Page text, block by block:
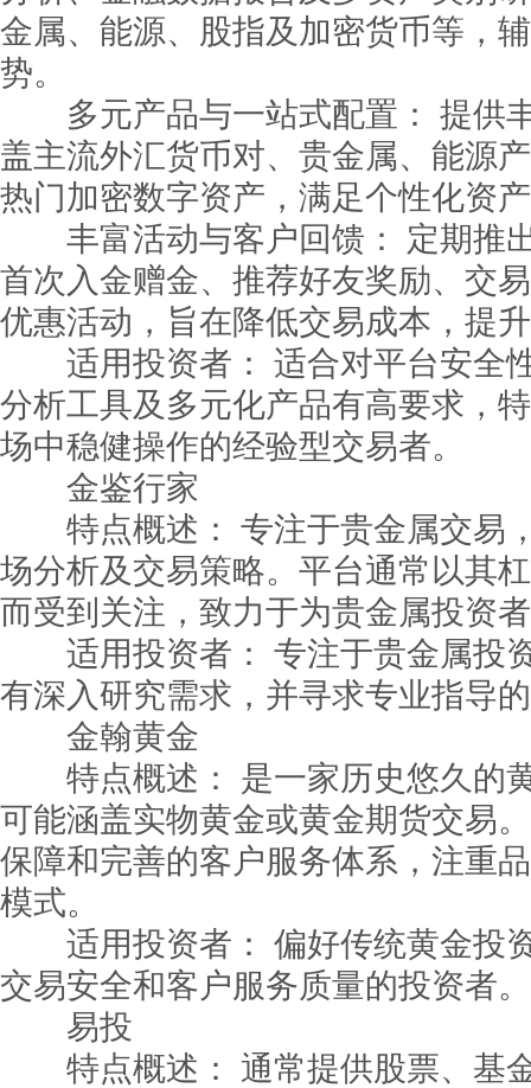
金属、能源、股指及加密货币等，
势。
多元产品与一站式配置： 提供
盖主流外汇货币对、贵金属、能源
热门加密数字资产，满足个性化资
丰富活动与客户回馈： 定期推
首次入金赠金、推荐好友奖励、交
优惠活动，旨在降低交易成本，提
适用投资者： 适合对平台安全
分析工具及多元化产品有高要求，
场中稳健操作的经验型交易者。
金鉴行家
特点概述： 专注于贵金属交易
场分析及交易策略。平台通常以其
而受到关注，致力于为贵金属投资
适用投资者： 专注于贵金属投
有深入研究需求，并寻求专业指导
金翰黄金
特点概述： 是一家历史悠久的
可能涵盖实物黄金或黄金期货交易
保障和完善的客户服务体系，注重
模式。
适用投资者： 偏好传统黄金投
交易安全和客户服务质量的投资者。
易投
特点概述： 通常提供股票、基